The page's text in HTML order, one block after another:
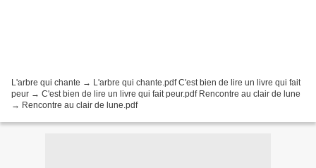
L'arbre qui chante → L'arbre qui chante.pdf C'est bien de lire un livre qui fait
peur → C'est bien de lire un livre qui fait peur.pdf Rencontre au clair de lune
→ Rencontre au clair de lune.pdf